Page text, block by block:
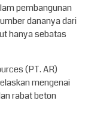
pembangunan
dananya dari
hanya sebatas
(PT. AR)
mengenai
rabat beton